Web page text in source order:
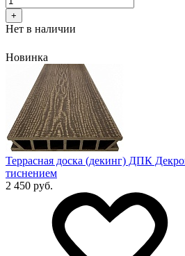
+
Нет в наличии
Новинка
Террасная доска (декинг) ДПК
тиснением
2 450 руб.